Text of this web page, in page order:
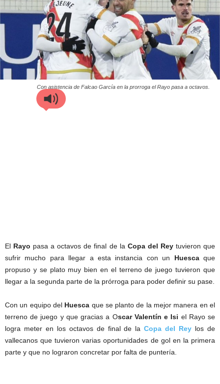
Con asistencia de Falcao García en la prorroga el Rayo pasa a octavos.
El Rayo pasa a octavos de final de la Copa del Reytuvieron que
sufrir mucho para llegar a esta instancia con un Huescaque
propuso y se plato muy bien en el terreno de juego tuvieron que
llegar a la segunda parte de la prórroga para poder definir su pase.
Con un equipo del Huesca que se planto de la mejor manera en el
terreno de juego y que gracias a Oscar Valentín e Isi el Rayo se
logra meter en los octavos de final de laCopa del Rey los de
vallecanos que tuvieron varias oportunidades de gol en la primera
parte y que no lograron concretar por falta de puntería.